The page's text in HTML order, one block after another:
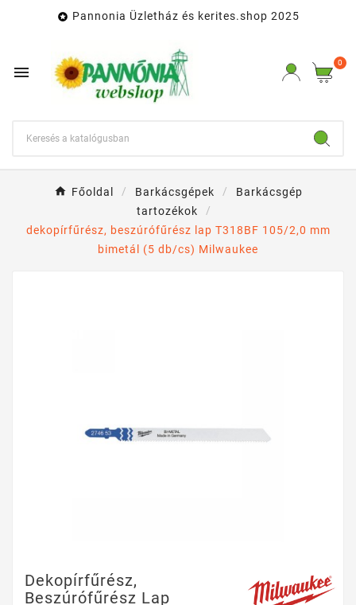
 Pannonia Üzletház és kerites.shop 2025

0
Főoldal Barkácsgépek
Barkácsgép
tartozékok
dekopírfűrész, beszúrófűrész lap T318BF 105/2,0 mm
bimetál (5 db/cs) Milwaukee
Dekopírfűrész,
Beszúrófűrész Lap